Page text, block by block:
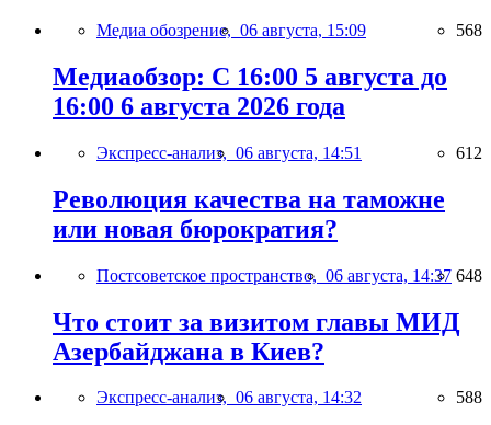
Медиа обозрение, 06 августа, 15:09 568
Медиаобзор: С 16:00 5 августа до
16:00 6 августа 2026 года
Экспресс-анализ, 06 августа, 14:51 612
Революция качества на таможне
или новая бюрократия?
Постсоветское пространство, 06 августа, 14:37 648
Что стоит за визитом главы МИД
Азербайджана в Киев?
Экспресс-анализ, 06 августа, 14:32 588